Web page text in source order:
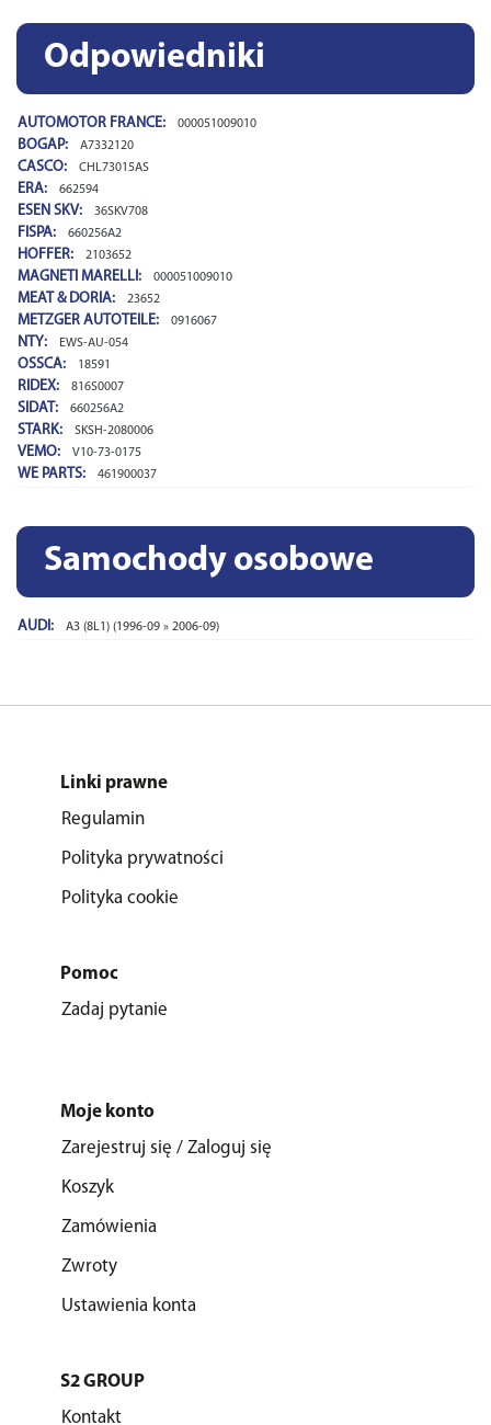
Odpowiedniki
AUTOMOTOR FRANCE: 000051009010
BOGAP: A7332120
CASCO: CHL73015AS
ERA: 662594
ESEN SKV: 36SKV708
FISPA: 660256A2
HOFFER: 2103652
MAGNETI MARELLI: 000051009010
MEAT & DORIA: 23652
METZGER AUTOTEILE: 0916067
NTY: EWS-AU-054
OSSCA: 18591
RIDEX: 816S0007
SIDAT: 660256A2
STARK: SKSH-2080006
VEMO: V10-73-0175
WE PARTS: 461900037
Samochody osobowe
AUDI: A3 (8L1) (1996-09 » 2006-09)
Linki prawne
Regulamin
Polityka prywatności
Polityka cookie
Pomoc
Zadaj pytanie
Moje konto
Zarejestruj się / Zaloguj się
Koszyk
Zamówienia
Zwroty
Ustawienia konta
S2 GROUP
Kontakt